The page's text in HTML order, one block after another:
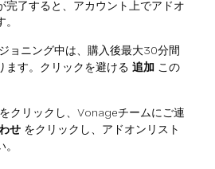
完了すると、アカウント上でアドオ
ョニング中は、購入後最大30分間
ます。クリックを避ける 追加 この
をクリックし、Vonageチームにご連
せ をクリックし、アドオンリスト